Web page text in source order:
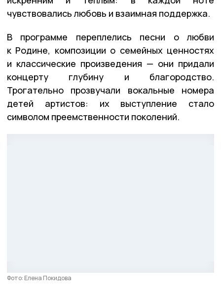
чувствовались любовь и взаимная поддержка.
В программе переплелись песни о любви
к Родине, композиции о семейных ценностях
и классические произведения — они придали
концерту глубину и благородство.
Трогательно прозвучали вокальные номера
детей артистов: их выступление стало
символом преемственности поколений.
Фото: Елена Покидова